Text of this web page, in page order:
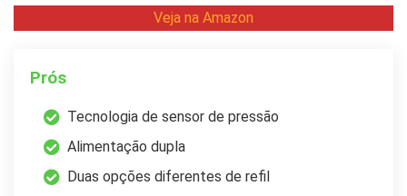
Veja na Amazon
Prós
Tecnologia de sensor de pressão
Alimentação dupla
Duas opções diferentes de refil